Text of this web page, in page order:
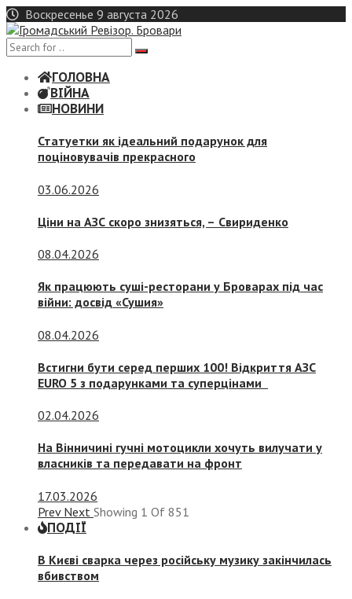
Skip
to
content
Воскресенье 9 августа 2026
ГОЛОВНА
ВІЙНА
НОВИНИ
Статуетки як ідеальний подарунок для
поціновувачів прекрасного
03.06.2026
Ціни на АЗС скоро знизяться, – Свириденко
08.04.2026
Як працюють суші-ресторани у Броварах під час
війни: досвід «Сушия»
08.04.2026
Встигни бути серед перших 100! Відкриття АЗС
EURO 5 з подарунками та суперцінами
02.04.2026
На Вінничині гучні мотоцикли хочуть вилучати у
власників та передавати на фронт
17.03.2026
Prev Next Showing 1 Of 851
ПОДІЇ
В Києві сварка через російську музику закінчилась
вбивством